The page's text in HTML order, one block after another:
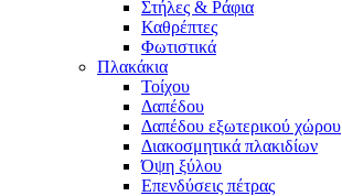
Στήλες & Ράφια
Καθρέπτες
Φωτιστικά
Πλακάκια
Τοίχου
Δαπέδου
Δαπέδου εξωτερικού χώρου
Διακοσμητικά πλακιδίων
Όψη ξύλου
Επενδύσεις πέτρας